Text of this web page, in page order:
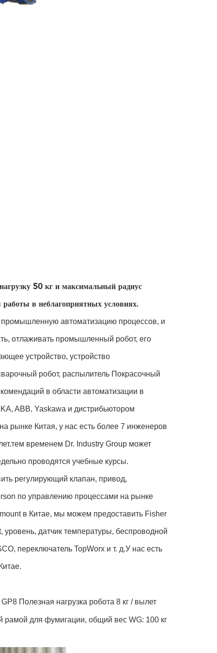
50 кг и максимальный радиус
в неблагоприятных условиях.
автоматизацию процессов, и
отлаживать промышленный робот, его
устройство, устройство
робот, распылитель Покрасочный
в области автоматизации в
ABB, Yaskawa и дистрибьютором
Китая, у нас есть более 7 инженеров
временем Dr. Industry Group может
проводятся учебные курсы.
регулирующий клапан, привод,
по управлению процессами на рынке
в Китае, мы можем предоставить Fisher
датчик температуры, беспроводной
переключатель TopWorx и т. д.У нас есть
Полезная нагрузка робота 8 кг / вылет
рамой для фумигации, общий вес WG: 100 кг